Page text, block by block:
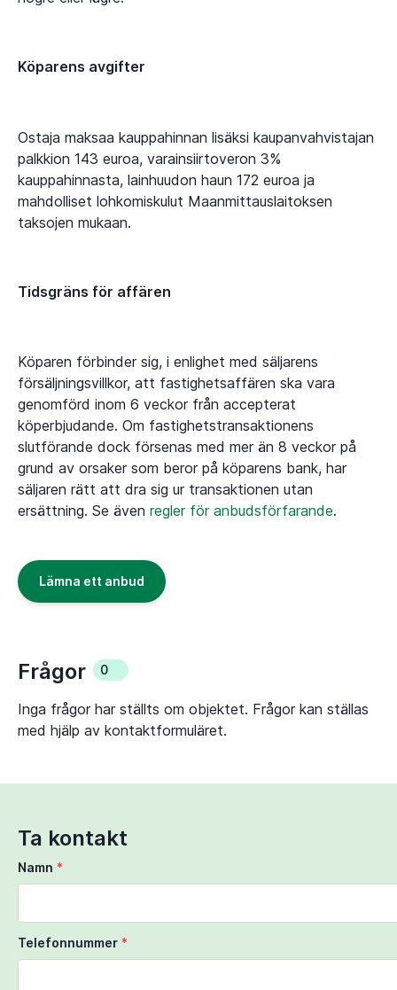
Köparens avgifter
Ostaja maksaa kauppahinnan lisäksi kaupanvahvistajan
palkkion 143 euroa, varainsiirtoveron 3%
kauppahinnasta, lainhuudon haun 172 euroa ja
mahdolliset lohkomiskulut Maanmittauslaitoksen
taksojen mukaan.
Tidsgräns för affären
Köparen förbinder sig, i enlighet med säljarens
försäljningsvillkor, att fastighetsaffären ska vara
genomförd inom 6 veckor från accepterat
köperbjudande. Om fastighetstransaktionens
slutförande dock försenas med mer än 8 veckor på
grund av orsaker som beror på köparens bank, har
säljaren rätt att dra sig ur transaktionen utan
ersättning. Se även regler för anbudsförfarande.
Lämna ett anbud
Frågor 0
Inga frågor har ställts om objektet. Frågor kan ställas
med hjälp av kontaktformuläret.
Ta kontakt
Namn *
Telefonnummer *